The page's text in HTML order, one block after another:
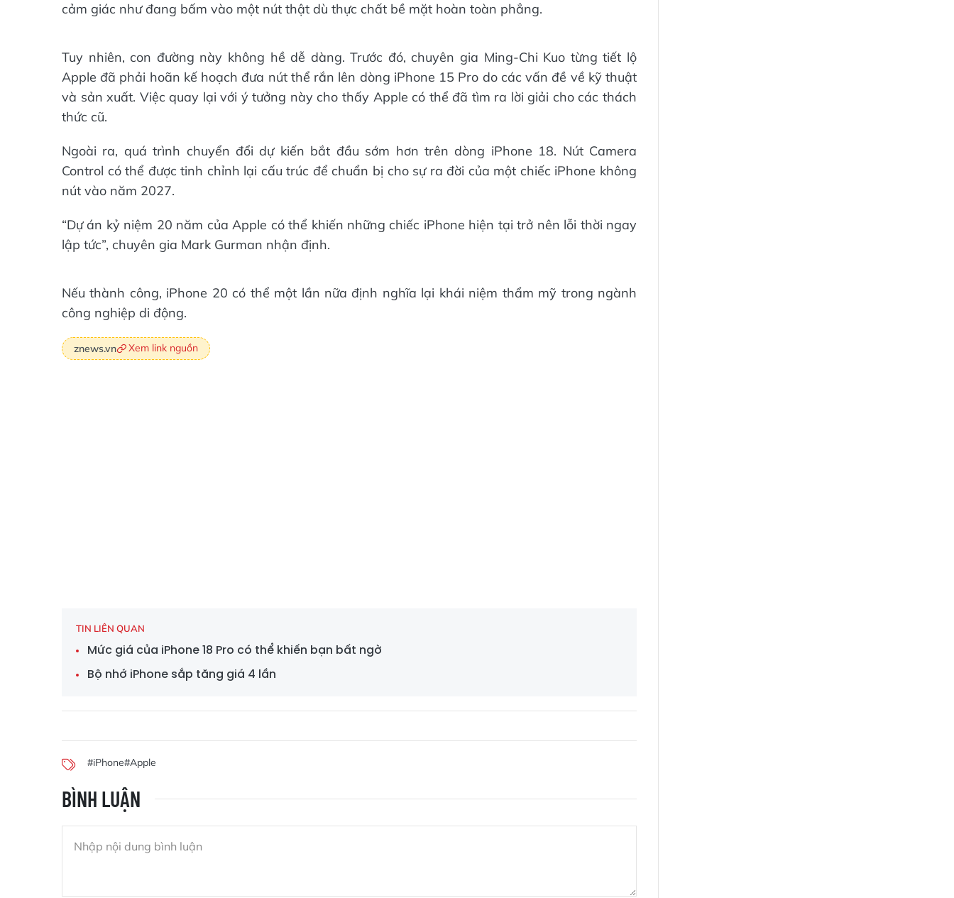
cảm giác như đang bấm vào một nút thật dù thực chất bề mặt hoàn toàn phẳng.
Tuy nhiên, con đường này không hề dễ dàng. Trước đó, chuyên gia Ming-Chi Kuo từng tiết lộ
Apple đã phải hoãn kế hoạch đưa nút thể rắn lên dòng iPhone 15 Pro do các vấn đề về kỹ thuật
và sản xuất. Việc quay lại với ý tưởng này cho thấy Apple có thể đã tìm ra lời giải cho các thách
thức cũ.
Ngoài ra, quá trình chuyển đổi dự kiến bắt đầu sớm hơn trên dòng iPhone 18. Nút Camera
Control có thể được tinh chỉnh lại cấu trúc để chuẩn bị cho sự ra đời của một chiếc iPhone không
nút vào năm 2027.
“Dự án kỷ niệm 20 năm của Apple có thể khiến những chiếc iPhone hiện tại trở nên lỗi thời ngay
lập tức”, chuyên gia Mark Gurman nhận định.
Nếu thành công, iPhone 20 có thể một lần nữa định nghĩa lại khái niệm thẩm mỹ trong ngành
công nghiệp di động.
znews.vn Xem link nguồn
TIN LIÊN QUAN
Mức giá của iPhone 18 Pro có thể khiến bạn bất ngờ
Bộ nhớ iPhone sắp tăng giá 4 lần
#iPhone#Apple
BÌNH LUẬN